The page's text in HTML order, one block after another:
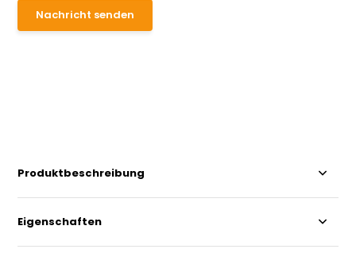
Nachricht senden
Produktbeschreibung
Eigenschaften